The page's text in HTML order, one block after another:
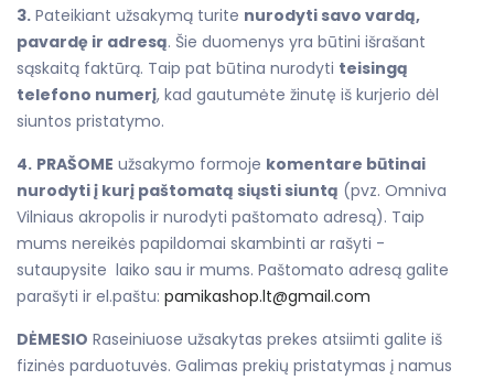
3. Pateikiant užsakymą turite nurodyti savo vardą,
pavardę ir adresą. Šie duomenys yra būtini išrašant
sąskaitą faktūrą. Taip pat būtina nurodyti teisingą
telefono numerį, kad gautumėte žinutę iš kurjerio dėl
siuntos pristatymo.
4. PRAŠOME užsakymo formoje komentare būtinai
nurodyti į kurį paštomatą siųsti siuntą (pvz. Omniva
Vilniaus akropolis ir nurodyti paštomato adresą). Taip
mums nereikės papildomai skambinti ar rašyti -
sutaupysite laiko sau ir mums. Paštomato adresą galite
parašyti ir el.paštu: pamikashop.lt@gmail.com
DĖMESIO Raseiniuose užsakytas prekes atsiimti galite iš
fizinės parduotuvės. Galimas prekių pristatymas į namus